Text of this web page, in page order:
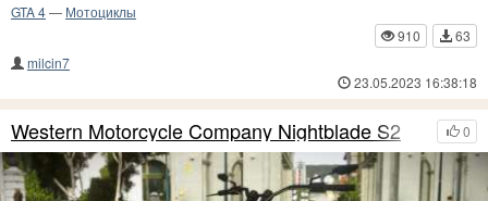
GTA 4— Мотоциклы
910
63
milcin7
23.05.2023 16:38:18
0
Western Motorcycle Company Nightblade S2